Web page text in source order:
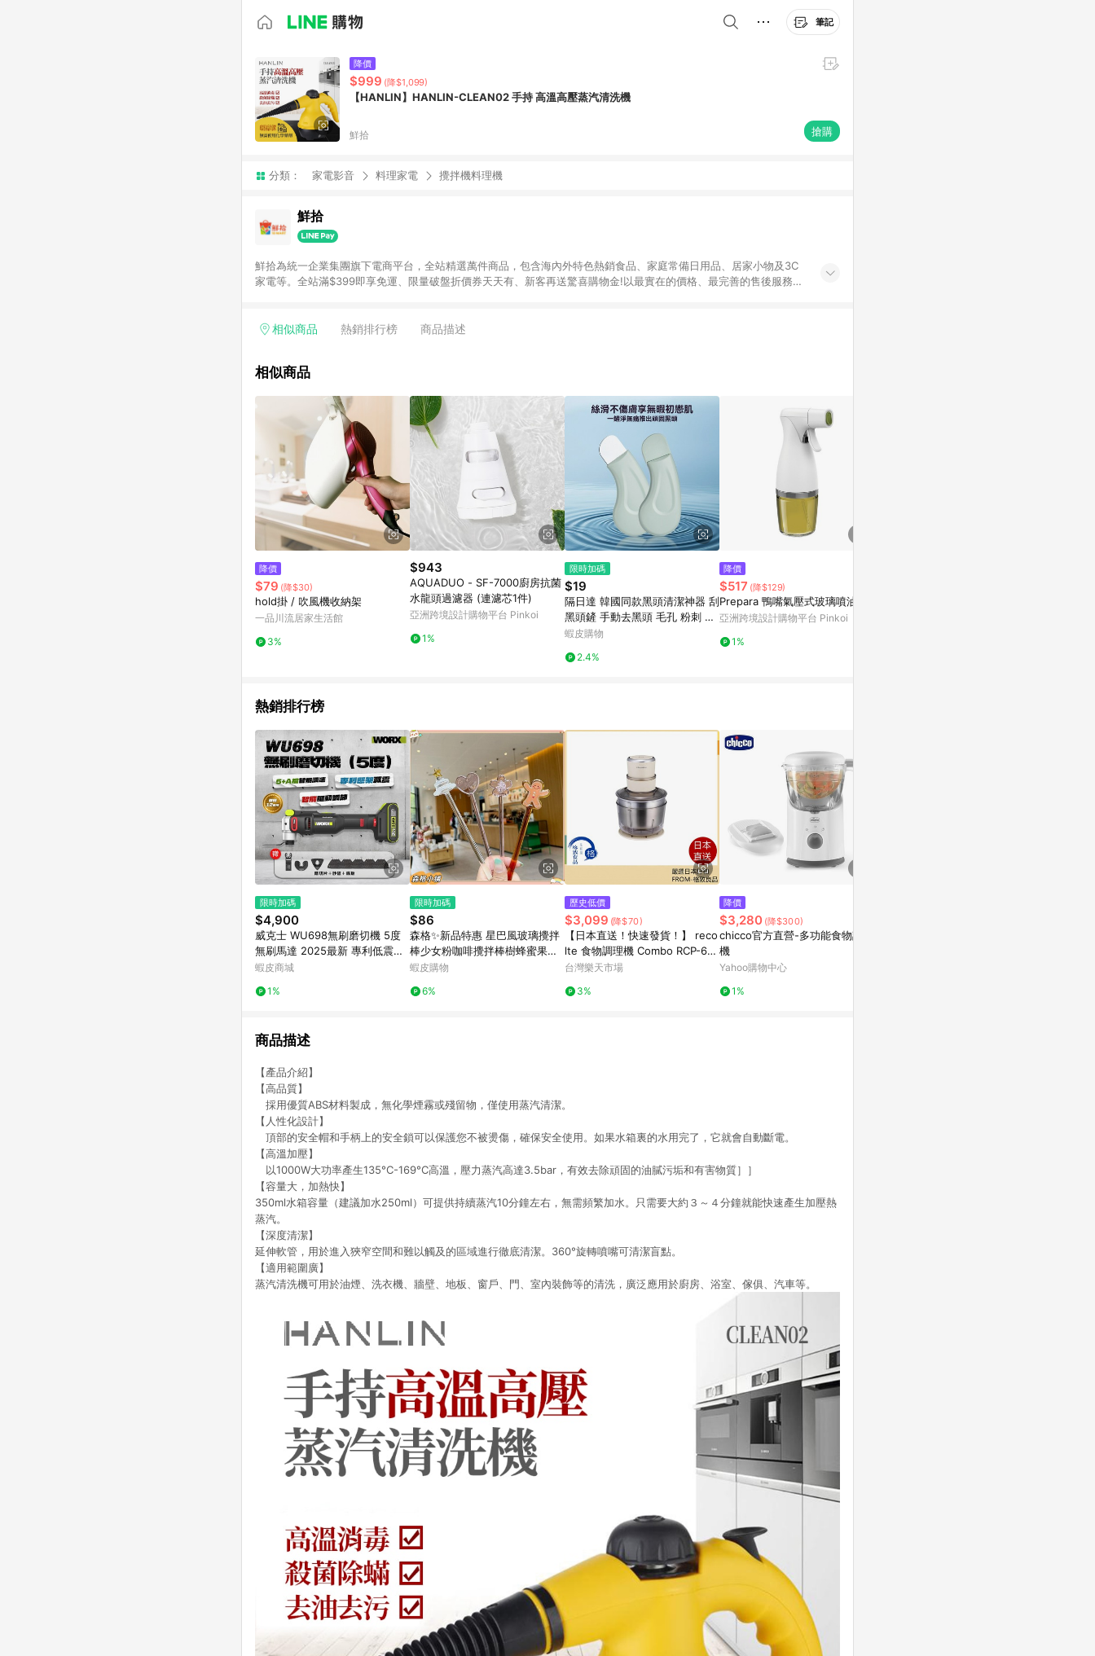
筆記
降價
$999 (降$1,099)
【HANLIN】HANLIN-CLEAN02 手持 高溫高壓蒸汽清洗機
鮮拾 搶購
分類： 家電影音 料理家電 攪拌機料理機
鮮拾
鮮拾為統一企業集團旗下電商平台，全站精選萬件商品，包含海內外特色熱銷食品、家庭常備日用品、居家小物及3C
家電等。全站滿$399即享免運、限量破盤折價券天天有、新客再送驚喜購物金!以最實在的價格、最完善的售後服務，
相似商品 熱銷排行榜 商品描述
相似商品
降價
$79 (降$30)
hold掛 / 吹風機收納架
一品川流居家生活館
3%
$943
AQUADUO - SF-7000廚房抗菌
水龍頭過濾器 (連濾芯1件)
亞洲跨境設計購物平台 Pinkoi
1%
限時加碼
$19
隔日達 韓國同款黑頭清潔神器 刮
黑頭鏟 手動去黑頭 毛孔 粉刺 臉
部美容工具 臉部清潔工具 去死皮
蝦皮購物
2.4%
降價
$517 (降$129)
Prepara 鴨嘴氣壓式玻璃噴油瓶
亞洲跨境設計購物平台 Pinkoi
1%
熱銷排行榜
限時加碼
$4,900
威克士 WU698無刷磨切機 5度
無刷馬達 2025最新 專利低震動
萬用寶 切磨機
蝦皮商城
1%
限時加碼
$86
森格✨新品特惠 星巴風玻璃攪拌
棒少女粉咖啡攪拌棒樹蜂蜜果汁
引流棒調酒棒
蝦皮購物
6%
歷史低價
$3,099 (降$70)
【日本直送！快速發貨！】 reco
lte 食物調理機 Combo RCP-6
台灣樂天市場
3%
降價
$3,280 (降$300)
chicco官方直營-多功能食物調理
機
Yahoo購物中心
1%
商品描述
【產品介紹】
【高品質】
採用優質ABS材料製成，無化學煙霧或殘留物，僅使用蒸汽清潔。
【人性化設計】
頂部的安全帽和手柄上的安全鎖可以保護您不被燙傷，確保安全使用。如果水箱裏的水用完了，它就會自動斷電。
【高溫加壓】
以1000W大功率產生135°C-169°C高溫，壓力蒸汽高達3.5bar，有效去除頑固的油膩污垢和有害物質］］
【容量大，加熱快】
350ml水箱容量（建議加水250ml）可提供持續蒸汽10分鐘左右，無需頻繁加水。只需要大約３～４分鐘就能快速產生加壓熱
蒸汽。
【深度清潔】
延伸軟管，用於進入狹窄空間和難以觸及的區域進行徹底清潔。360°旋轉噴嘴可清潔盲點。
【適用範圍廣】
蒸汽清洗機可用於油煙、洗衣機、牆壁、地板、窗戶、門、室內裝飾等的清洗，廣泛應用於廚房、浴室、傢俱、汽車等。